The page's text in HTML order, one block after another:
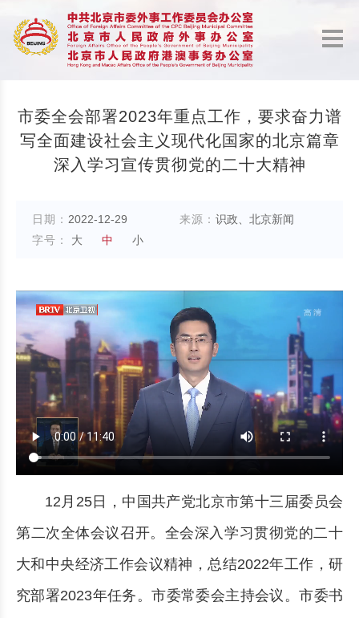
市委全会部署2023年重点工作，要求奋力谱
写全面建设社会主义现代化国家的北京篇章
深入学习宣传贯彻党的二十大精神
日期： 2022-12-29 来源： 识政、北京新闻
字号：
大 中 小
12月25日，中国共产党北京市第十三届委员会
第二次全体会议召开。全会深入学习贯彻党的二十
大和中央经济工作会议精神，总结2022年工作，研
究部署2023年任务。市委常委会主持会议。市委书